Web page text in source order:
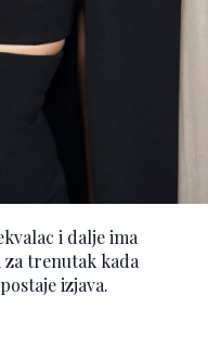
i dalje ima
za trenutak kada
izjava.